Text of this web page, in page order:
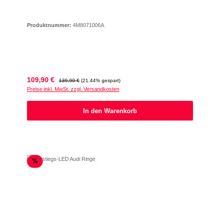
Produktnummer: 4M8071006A
Verkaufspreis:
109,90 € Regulärer Preis:
139,90 € (21.44% gespart)
Preise inkl. MwSt. zzgl. Versandkosten
In den Warenkorb
%Rabatt